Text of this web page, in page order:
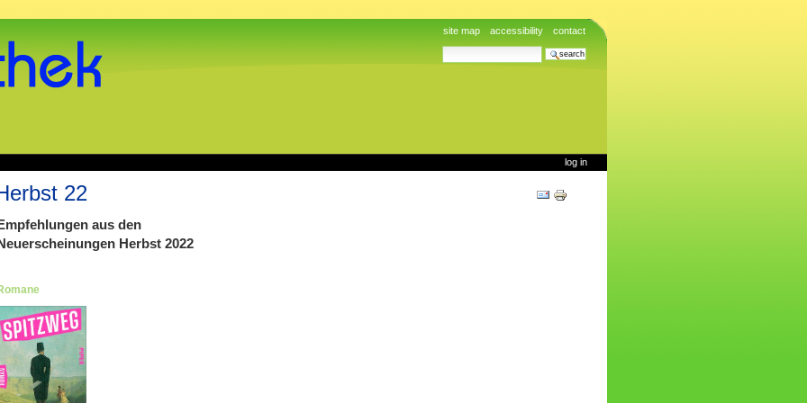
site map accessibility
contact
search site
log in
Document
Actions
22
aus den
Herbst 2022